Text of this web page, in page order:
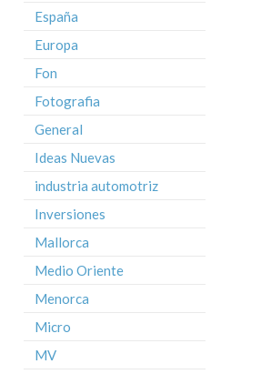
España
Europa
Fon
Fotografia
General
Ideas Nuevas
industria automotriz
Inversiones
Mallorca
Medio Oriente
Menorca
Micro
MV